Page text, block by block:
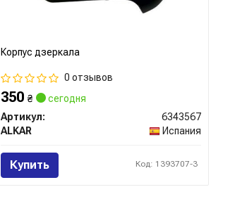
Корпус дзеркала
0 отзывов
350₴
сегодня
Артикул:
6343567
ALKAR
Испания
Купить Код: 1393707-3